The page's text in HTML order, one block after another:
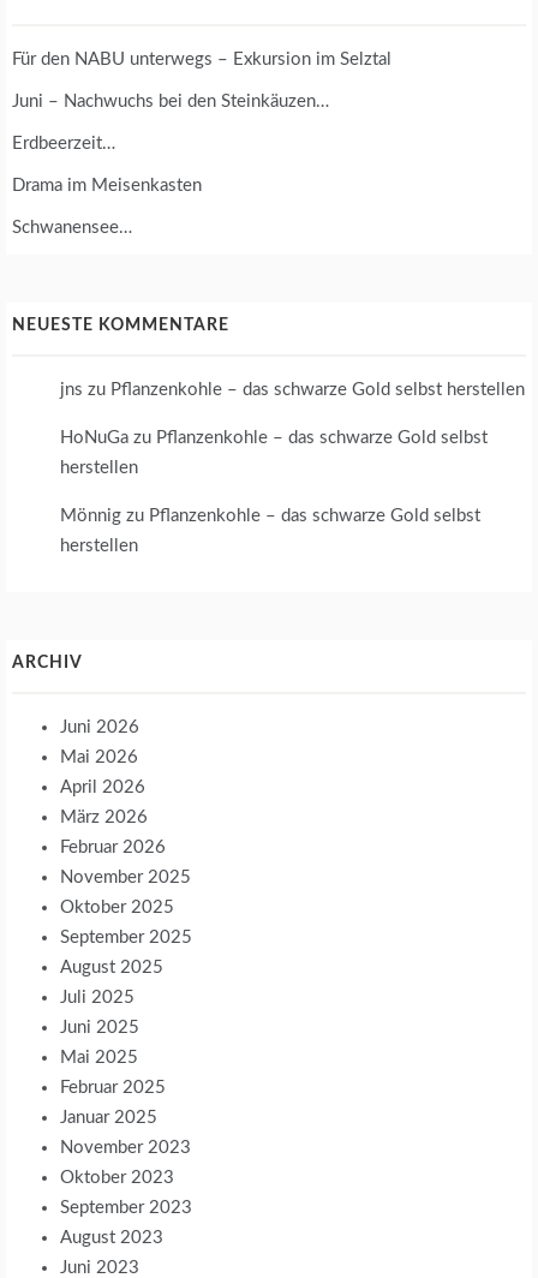
Für den NABU unterwegs – Exkursion im Selztal
Juni – Nachwuchs bei den Steinkäuzen…
Erdbeerzeit…
Drama im Meisenkasten
Schwanensee…
NEUESTE KOMMENTARE
jns zu Pflanzenkohle – das schwarze Gold selbst herstellen
HoNuGa zu Pflanzenkohle – das schwarze Gold selbst
herstellen
Mönnig zu Pflanzenkohle – das schwarze Gold selbst
herstellen
ARCHIV
Juni 2026
Mai 2026
April 2026
März 2026
Februar 2026
November 2025
Oktober 2025
September 2025
August 2025
Juli 2025
Juni 2025
Mai 2025
Februar 2025
Januar 2025
November 2023
Oktober 2023
September 2023
August 2023
Juni 2023